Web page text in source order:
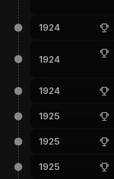
1924
1924
1924
1925
1925
1925